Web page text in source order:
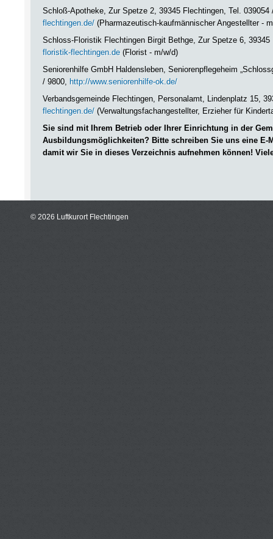
Schloß-Apotheke, Zur Spetze 2, 39345 Flechtingen, Tel.
flechtingen.de/ (Pharmazeutisch-kaufmännischer Angestellter -
Schloss-Floristik Flechtingen Birgit Bethge, Zur Spetze 6,
floristik-flechtingen.de (Florist - m/w/d)
Seniorenhilfe GmbH Haldensleben, Seniorenpflegeheim
/ 9800, http://www.seniorenhilfe-ok.de/
Verbandsgemeinde Flechtingen, Personalamt, Lindenplatz 15,
flechtingen.de/ (Verwaltungsfachangestellter, Erzieher für
Sie sind mit Ihrem Betrieb oder Ihrer Einrichtung in der
Ausbildungsmöglichkeiten? Bitte schreiben Sie uns eine E-
damit wir Sie in dieses Verzeichnis aufnehmen können!
© 2026 Luftkurort Flechtingen